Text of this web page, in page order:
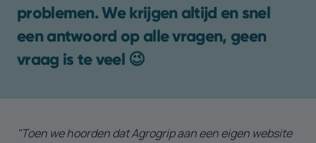
problemen. We krijgen altijd en snel
een antwoord op alle vragen, geen
vraag is te veel 😉
"Toen we hoorden dat Agrogrip aan een eigen website